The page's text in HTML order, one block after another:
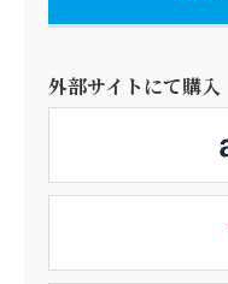
外部サイトにて購入